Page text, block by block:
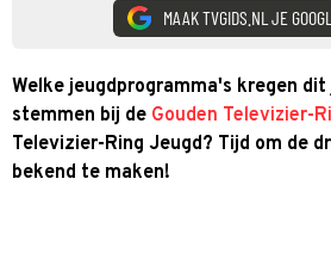
MAAK TVGIDS.NL JE
Welke jeugdprogramma's kregen
stemmen bij de Gouden Televizier-
Televizier-Ring Jeugd? Tijd om de
bekend te maken!